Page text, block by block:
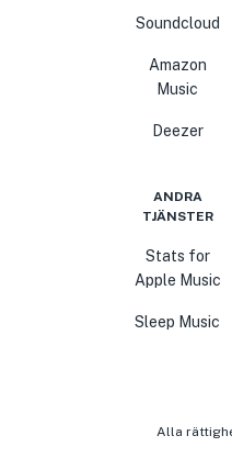
Soundcloud
Amazon
Music
Deezer
ANDRA
TJÄNSTER
Stats for
Apple Music
Sleep Music
Alla